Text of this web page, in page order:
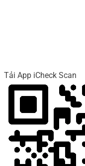
Tải App iCheck Scan